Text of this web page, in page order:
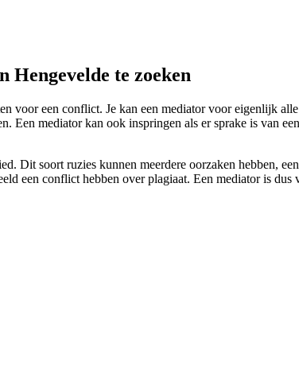
Hengevelde te zoeken
voor een conflict. Je kan een mediator voor eigenlijk
Een mediator kan ook inspringen als er sprake is van
Dit soort ruzies kunnen meerdere oorzaken hebben,
een conflict hebben over plagiaat. Een mediator is